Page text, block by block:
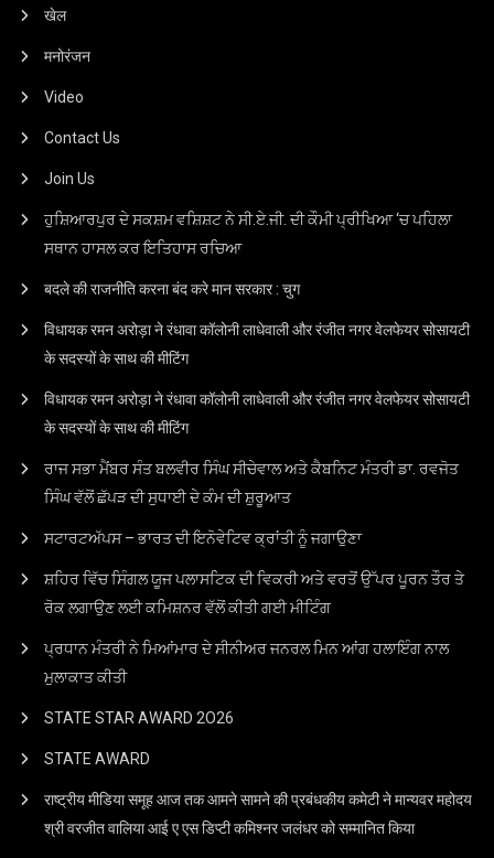
खेल
मनोरंजन
Video
Contact Us
Join Us
ਹੁਸ਼ਿਆਰਪੁਰ ਦੇ ਸਕਸ਼ਮ ਵਸ਼ਿਸ਼ਟ ਨੇ ਸੀ.ਏ.ਜੀ. ਦੀ ਕੌਮੀ ਪ੍ਰੀਖਿਆ ‘ਚ ਪਹਿਲਾ
ਸਥਾਨ ਹਾਸਲ ਕਰ ਇਤਿਹਾਸ ਰਚਿਆ
बदले की राजनीति करना बंद करे मान सरकार : चुग
विधायक रमन अरोड़ा ने रंधावा कॉलोनी लाधेवाली और रंजीत नगर वेलफेयर सोसायटी
के सदस्यों के साथ की मीटिंग
विधायक रमन अरोड़ा ने रंधावा कॉलोनी लाधेवाली और रंजीत नगर वेलफेयर सोसायटी
के सदस्यों के साथ की मीटिंग
ਰਾਜ ਸਭਾ ਮੈਂਬਰ ਸੰਤ ਬਲਵੀਰ ਸਿੰਘ ਸੀਚੇਵਾਲ ਅਤੇ ਕੈਬਨਿਟ ਮੰਤਰੀ ਡਾ. ਰਵਜੋਤ
ਸਿੰਘ ਵੱਲੋਂ ਛੱਪੜ ਦੀ ਸੁਧਾਈ ਦੇ ਕੰਮ ਦੀ ਸ਼ੁਰੂਆਤ
ਸਟਾਰਟਅੱਪਸ – ਭਾਰਤ ਦੀ ਇਨੋਵੇਟਿਵ ਕ੍ਰਾਂਤੀ ਨੂੰ ਜਗਾਉਣਾ
ਸ਼ਹਿਰ ਵਿੱਚ ਸਿੰਗਲ ਯੂਜ ਪਲਾਸਟਿਕ ਦੀ ਵਿਕਰੀ ਅਤੇ ਵਰਤੋਂ ਉੱਪਰ ਪੂਰਨ ਤੌਰ ਤੇ
ਰੋਕ ਲਗਾਉਣ ਲਈ ਕਮਿਸ਼ਨਰ ਵੱਲੋਂ ਕੀਤੀ ਗਈ ਮੀਟਿੰਗ
ਪ੍ਰਧਾਨ ਮੰਤਰੀ ਨੇ ਮਿਆਂਮਾਰ ਦੇ ਸੀਨੀਅਰ ਜਨਰਲ ਮਿਨ ਆਂਗ ਹਲਾਇੰਗ ਨਾਲ
ਮੁਲਾਕਾਤ ਕੀਤੀ
STATE STAR AWARD 2O26
STATE AWARD
राष्ट्रीय मीडिया समूह आज तक आमने सामने की प्रबंधकीय कमेटी ने मान्यवर महोदय
श्री वरजीत वालिया आई ए एस डिप्टी कमिश्नर जलंधर को सम्मानित किया